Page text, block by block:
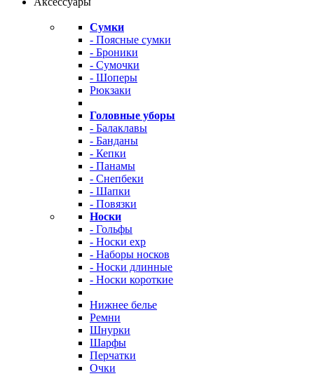
Сумки
- Поясные сумки
- Броники
- Сумочки
- Шоперы
Рюкзаки
Головные уборы
- Балаклавы
- Банданы
- Кепки
- Панамы
- Снепбеки
- Шапки
- Повязки
Носки
- Гольфы
- Носки exp
- Наборы носков
- Носки длинные
- Носки короткие
Нижнее белье
Ремни
Шнурки
Шарфы
Перчатки
Очки